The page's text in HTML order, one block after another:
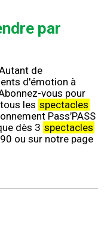
par
de
d'émotion à
vous pour
les spectacles
Pass’PASS
dès 3 spectacles
ou sur notre page